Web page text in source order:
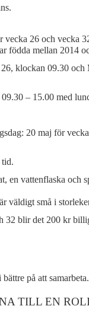
26 och vecka
födda mellan 2014
klockan 09.30
– 15.00 med
20 maj för
tid.
en vattenflaska och
väldigt små i
32 blir det 200 kr
på att samarbeta.
TILL EN